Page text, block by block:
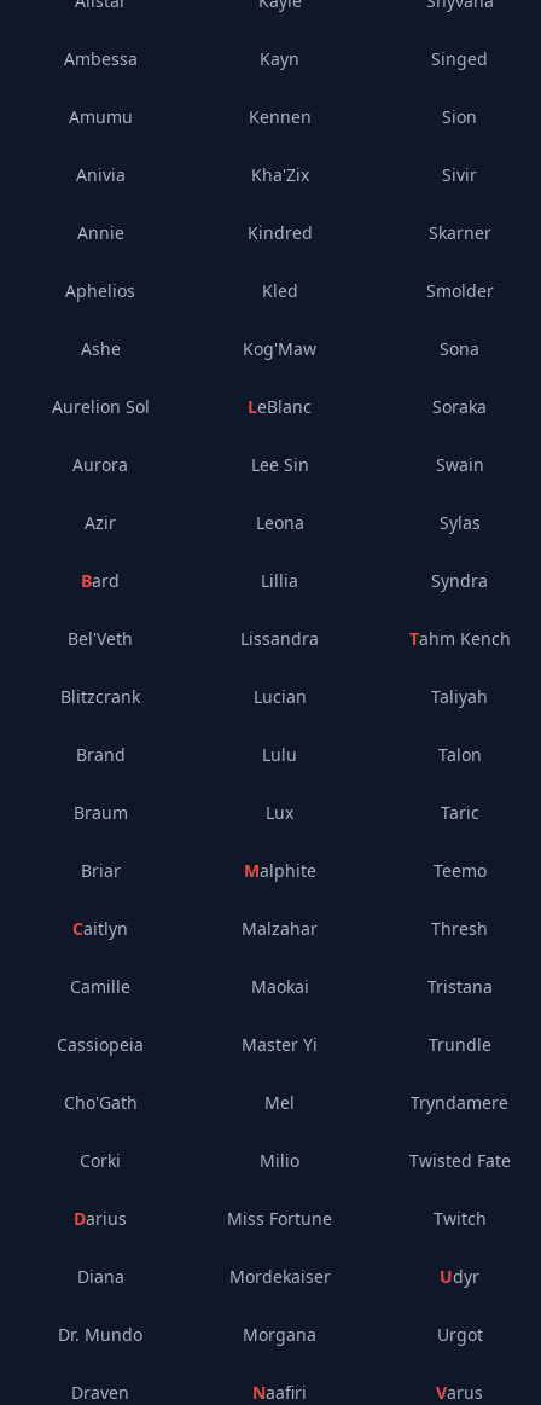
Ambessa
Amumu
Anivia
Annie
Aphelios
Ashe
Aurelion Sol
Aurora
Azir
Bard
Bel'Veth
Blitzcrank
Brand
Braum
Briar
Caitlyn
Camille
Cassiopeia
Cho'Gath
Corki
Darius
Diana
Dr. Mundo
Draven
Kayn
Kennen
Kha'Zix
Kindred
Kled
Kog'Maw
LeBlanc
Lee Sin
Leona
Lillia
Lissandra
Lucian
Lulu
Lux
Malphite
Malzahar
Maokai
Master Yi
Mel
Milio
Miss Fortune
Mordekaiser
Morgana
Naafiri
Singed
Sion
Sivir
Skarner
Smolder
Sona
Soraka
Swain
Sylas
Syndra
Tahm Kench
Taliyah
Talon
Taric
Teemo
Thresh
Tristana
Trundle
Tryndamere
Twisted Fate
Twitch
Udyr
Urgot
Varus